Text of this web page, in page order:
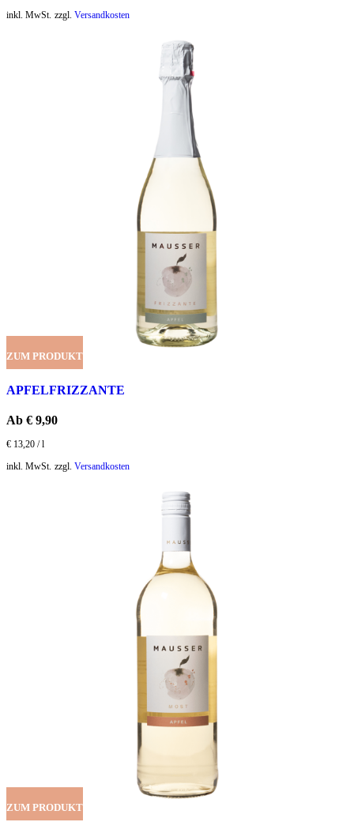
inkl. MwSt. zzgl. Versandkosten
ZUM PRODUKT
APFELFRIZZANTE
Ab € 9,90
€ 13,20 /l
inkl. MwSt. zzgl. Versandkosten
ZUM PRODUKT